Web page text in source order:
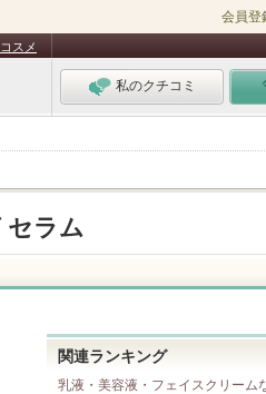
会員登
スメ
私のクチコミ
セラム
関連ランキング
乳液・美容液・フェイスクリーム